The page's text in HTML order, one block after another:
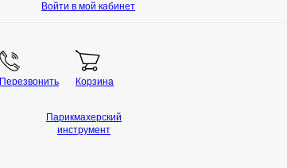
Войти в мой кабинет
Перезвонить Корзина
Парикмахерский
инструмент